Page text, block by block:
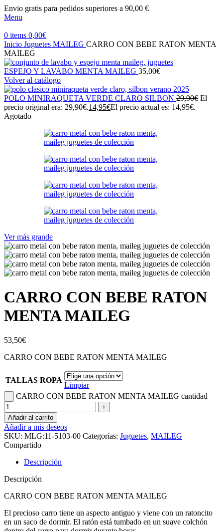
Envio gratis para pedidos superiores a 90,00 €
Menu
0 items 0,00€
Inicio Juguetes MAILEG CARRO CON BEBE RATON MENTA
MAILEG
ESPEJO Y LAVABO MENTA MAILEG 35,00€
Volver al catálogo
POLO MINIRAQUETA VERDE CLARO SILBON 29,90€ El
precio original era: 29,90€.14,95€El precio actual es: 14,95€.
Agotado
Ver más grande
CARRO CON BEBE RATON
MENTA MAILEG
53,50€
CARRO CON BEBE RATON MENTA MAILEG
TALLAS ROPA
Limpiar
CARRO CON BEBE RATON MENTA MAILEG cantidad
Añadir al carrito
Añadir a mis deseos
SKU: MLG:11-5103-00 Categorías: Juguetes, MAILEG
Compartido
Descripción
Descripción
CARRO CON BEBE RATON MENTA MAILEG
El precioso carro tiene un aspecto antiguo y viene con un ratoncito
en un saco de dormir. El ratón está tumbado en un suave colchón